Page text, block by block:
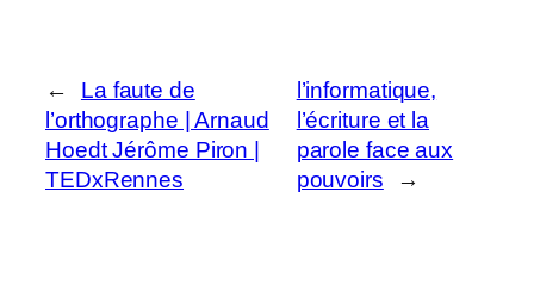
←
La faute de
l’orthographe | Arnaud
Hoedt Jérôme Piron |
TEDxRennes
l’informatique,
l’écriture et la
parole face aux
pouvoirs
→